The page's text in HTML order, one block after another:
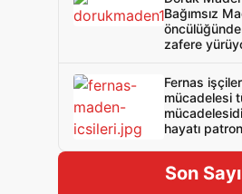
Bağımsız
zafere
Fernas
mücadelesi
hayatı
Son Sayı